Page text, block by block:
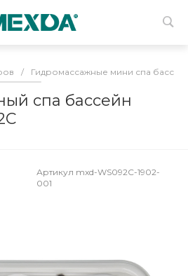
/ Гидромассажные мини спа
спа бассейн
Артикул mxd-WS092C-1902-
001